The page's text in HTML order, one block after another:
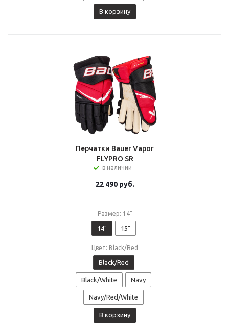
В корзину
Перчатки Bauer Vapor
FLYPRO SR
в наличии
22 490руб.
Размер: 14"
14" 15"
Цвет: Black/Red
Black/Red
Black/White Navy
Navy/Red/White
В корзину